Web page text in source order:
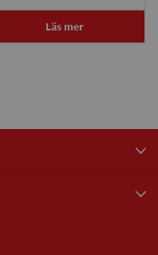
Läs mer